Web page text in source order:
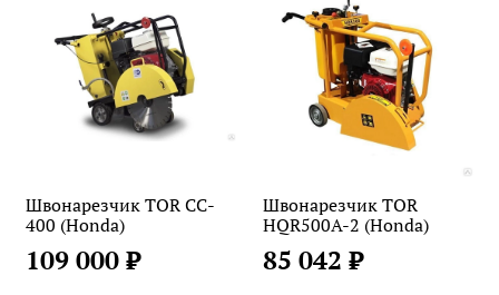
Швонарезчик TOR CC-
400 (Honda)
109 000 ₽
Швонарезчик TOR
HQR500A-2 (Honda)
85 042 ₽